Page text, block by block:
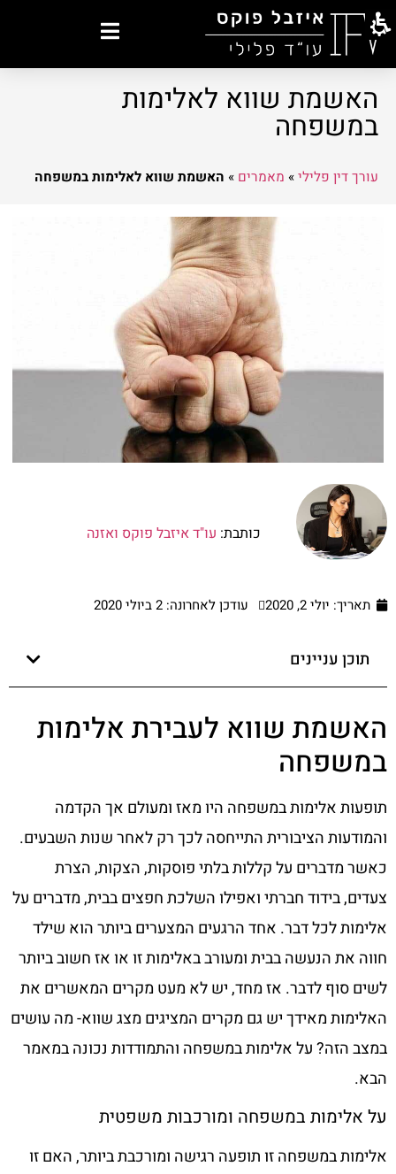
האשמת שווא לאלימות
במשפחה
עורך דין פלילי» מאמרים » האשמת שווא לאלימות במשפחה
כותבת: עו"ד איזבל פוקס ואזנה
תאריך: יולי 2, 2020 עודכן לאחרונה: 2 ביולי 2020
תוכן עניינים
האשמת שווא לעבירת אלימות
במשפחה
תופעות אלימות במשפחה היו מאז ומעולם אך הקדמה
והמודעות הציבורית התייחסה לכך רק לאחר שנות השבעים.
כאשר מדברים על קללות בלתי פוסקות, הצקות, הצרת
צעדים, בידוד חברתי ואפילו השלכת חפצים בבית, מדברים על
אלימות לכל דבר. אחד הרגעים המצערים ביותר הוא שילד
חווה את הנעשה בבית ומעורב באלימות זו או אז חשוב ביותר
לשים סוף לדבר. אז מחד, יש לא מעט מקרים המאשרים את
האלימות מאידך יש גם מקרים המציגים מצג שווא- מה עושים
במצב הזה? על אלימות במשפחה והתמודדות נכונה במאמר
הבא.
על אלימות במשפחה ומורכבות משפטית
אלימות במשפחה זו תופעה רגישה ומורכבת ביותר, האם זו